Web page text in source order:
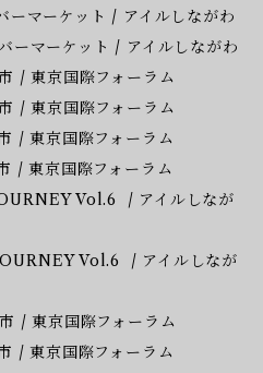
マーケット / アイルしながわ
ーマーケット / アイルしながわ
/ 東京国際フォーラム
/ 東京国際フォーラム
/ 東京国際フォーラム
/ 東京国際フォーラム
Vol.6 / アイルしなが
Vol.6 / アイルしなが
/ 東京国際フォーラム
/ 東京国際フォーラム